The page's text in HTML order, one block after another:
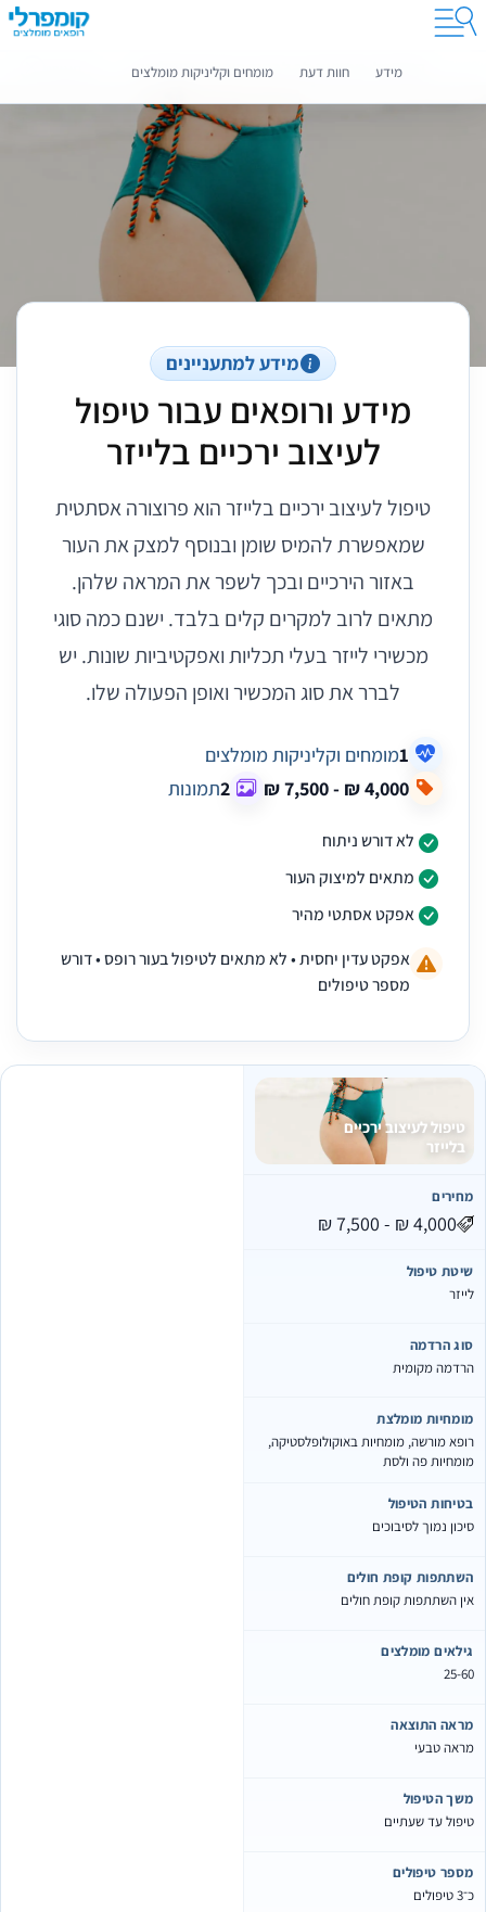
קומפרלי מסייעת לך לבחור רופאים מומלצים
מידע חוות דעת מומחים וקליניקות מומלצים
מידע למתעניינים
מידע ורופאים עבור טיפול
לעיצוב ירכיים בלייזר
טיפול לעיצוב ירכיים בלייזר הוא פרוצורה אסתטית
שמאפשרת להמיס שומן ובנוסף למצק את העור
באזור הירכיים ובכך לשפר את המראה שלהן.
מתאים לרוב למקרים קלים בלבד. ישנם כמה סוגי
מכשירי לייזר בעלי תכליות ואפקטיביות שונות. יש
לברר את סוג המכשיר ואופן הפעולה שלו.
1מומחים וקליניקות מומלצים
2תמונות
לא דורש ניתוח
מתאים למיצוק העור
אפקט אסתטי מהיר
אפקט עדין יחסית • לא מתאים לטיפול בעור רופס • דורש
מספר טיפולים
טיפול לעיצוב ירכיים
בלייזר
מחירים
‏4,000 ₪ - ‏7,500 ₪
שיטת טיפול
לייזר
סוג הרדמה
הרדמה מקומית
מומחיות מומלצת
רופא מורשה, מומחיות באוקולופלסטיקה,
מומחיות פה ולסת
בטיחות הטיפול
סיכון נמוך לסיבוכים
השתתפות קופת חולים
אין השתתפות קופת חולים
גילאים מומלצים
25-60
מראה התוצאה
מראה טבעי
משך הטיפול
טיפול עד שעתיים
מספר טיפולים
כ־3 טיפולים